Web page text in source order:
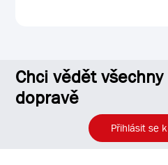
Chci vědět
dopravě
Přihlásit se